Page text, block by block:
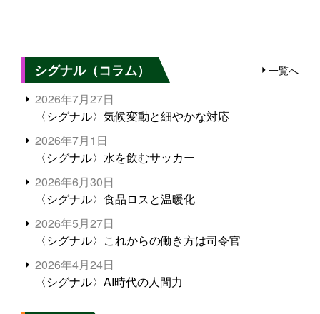
シグナル（コラム） 一覧へ
2026年7月27日
〈シグナル〉気候変動と細やかな対応
2026年7月1日
〈シグナル〉水を飲むサッカー
2026年6月30日
〈シグナル〉食品ロスと温暖化
2026年5月27日
〈シグナル〉これからの働き方は司令官
2026年4月24日
〈シグナル〉AI時代の人間力